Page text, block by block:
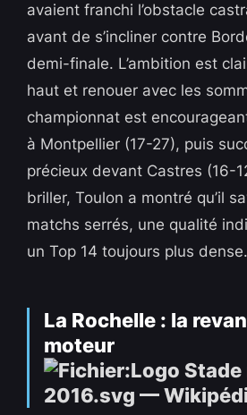
avaient franchi l’obstacle
avant de s’incliner contre
demi-finale. L’ambition est
haut et renouer avec les
championnat est
à Montpellier (17-27), puis
précieux devant Castres (16-
briller, Toulon a montré qu’il
matchs serrés, une qualité
un Top 14 toujours plus dense.
La Rochelle : la
moteur